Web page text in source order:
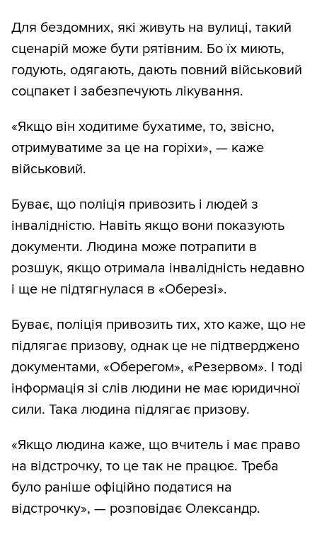
Для бездомних, які живуть на вулиці, такий
сценарій може бути рятівним. Бо їх миють,
годують, одягають, дають повний військовий
соцпакет і забезпечують лікування.
«Якщо він ходитиме бухатиме, то, звісно,
отримуватиме за це на горіхи», — каже
військовий.
Буває, що поліція привозить і людей з
інвалідністю. Навіть якщо вони показують
документи. Людина може потрапити в
розшук, якщо отримала інвалідність недавно
і ще не підтягнулася в «Оберезі».
Буває, поліція привозить тих, хто каже, що не
підлягає призову, однак це не підтверджено
документами, «Оберегом», «Резервом». І тоді
інформація зі слів людини не має юридичної
сили. Така людина підлягає призову.
«Якщо людина каже, що вчитель і має право
на відстрочку, то це так не працює. Треба
було раніше офіційно податися на
відстрочку», — розповідає Олександр.